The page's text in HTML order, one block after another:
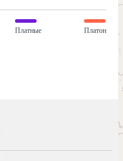
Платные Платон